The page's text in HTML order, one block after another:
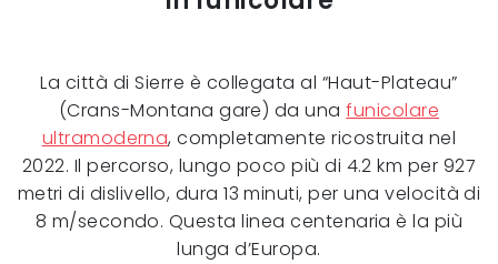
La città di Sierre è collegata al “Haut-Plateau”
(Crans-Montana gare) da unafunicolare
ultramoderna, completamente ricostruita nel
2022. Il percorso, lungo poco più di 4.2 km per 927
metri di dislivello, dura 13 minuti, per una velocità di
8 m/secondo. Questa linea centenaria è la più
lunga d’Europa.